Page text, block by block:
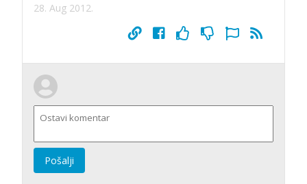
28. Aug 2012.
Pošalji